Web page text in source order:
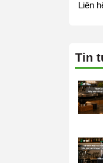
Liên
Tin